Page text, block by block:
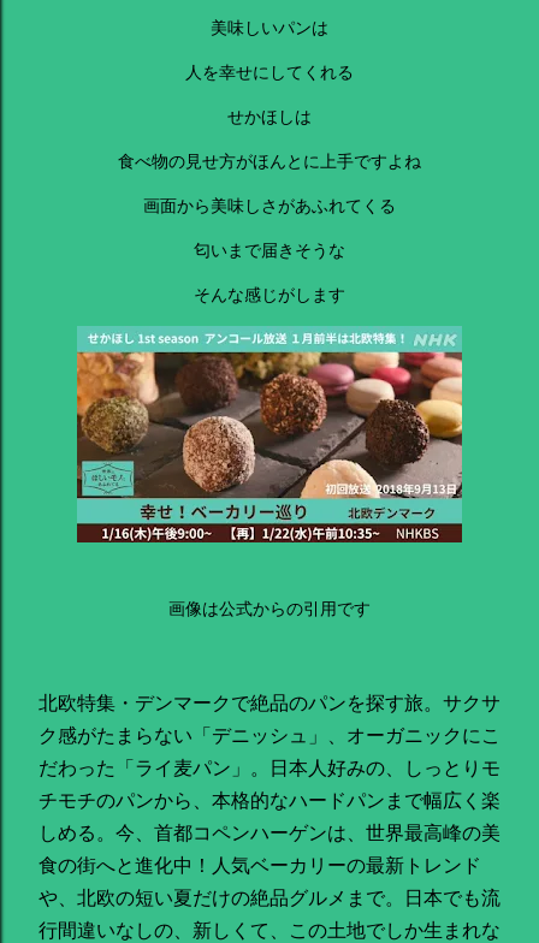
美味しいパンは
人を幸せにしてくれる
せかほしは
食べ物の見せ方がほんとに上手ですよね
画面から美味しさがあふれてくる
匂いまで届きそうな
そんな感じがします
画像は公式からの引用です
北欧特集・デンマークで絶品のパンを探す旅。サクサ
ク感がたまらない「デニッシュ」、オーガニックにこ
だわった「ライ麦パン」。日本人好みの、しっとりモ
チモチのパンから、本格的なハードパンまで幅広く楽
しめる。今、首都コペンハーゲンは、世界最高峰の美
食の街へと進化中！人気ベーカリーの最新トレンド
や、北欧の短い夏だけの絶品グルメまで。日本でも流
行間違いなしの、新しくて、この土地でしか生まれな